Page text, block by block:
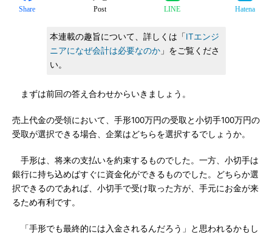
Share Post LINE Hatena
本連載の趣旨について、詳しくは「ITエンジ
ニアになぜ会計は必要なのか」をご覧くださ
い。
まずは前回の答え合わせからいきましょう。
売上代金の受領において、手形100万円の受取と小切手100万円の
受取が選択できる場合、企業はどちらを選択するでしょうか。
手形は、将来の支払いを約束するものでした。一方、小切手は
銀行に持ち込めばすぐに資金化ができるものでした。どちらか選
択できるのであれば、小切手で受け取った方が、手元にお金が来
るため有利です。
「手形でも最終的には入金されるんだろう」と思われるかもし